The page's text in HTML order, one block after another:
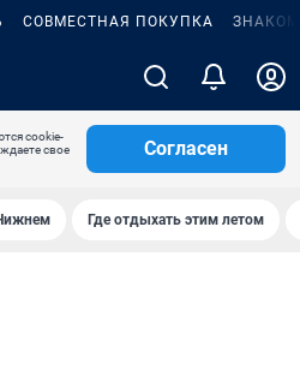
СОВМЕСТНАЯ ПОКУПКА
cookie-
свое
Согласен
Где отдыхать этим летом